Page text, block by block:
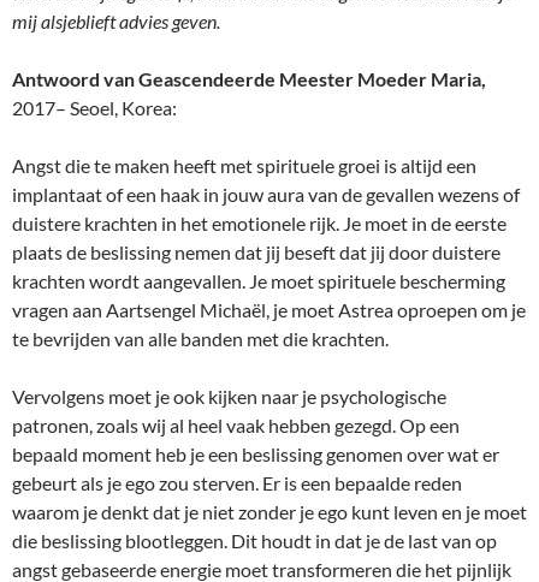
mij alsjeblieft advies geven.
Antwoord van Geascendeerde Meester Moeder Maria,
2017– Seoel, Korea:
Angst die te maken heeft met spirituele groei is altijd een
implantaat of een haak in jouw aura van de gevallen wezens of
duistere krachten in het emotionele rijk. Je moet in de eerste
plaats de beslissing nemen dat jij beseft dat jij door duistere
krachten wordt aangevallen. Je moet spirituele bescherming
vragen aan Aartsengel Michaël, je moet Astrea oproepen om je
te bevrijden van alle banden met die krachten.
Vervolgens moet je ook kijken naar je psychologische
patronen, zoals wij al heel vaak hebben gezegd. Op een
bepaald moment heb je een beslissing genomen over wat er
gebeurt als je ego zou sterven. Er is een bepaalde reden
waarom je denkt dat je niet zonder je ego kunt leven en je moet
die beslissing blootleggen. Dit houdt in dat je de last van op
angst gebaseerde energie moet transformeren die het pijnlijk